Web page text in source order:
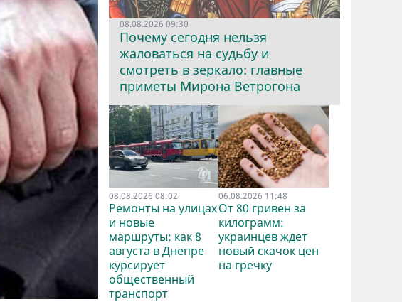
08.08.2026 09:30
Почему сегодня нельзя
жаловаться на судьбу и
смотреть в зеркало: главные
приметы Мирона Ветрогона
08.08.2026 08:02
Ремонты на улицах
и новые
маршруты: как 8
августа в Днепре
курсирует
общественный
транспорт
06.08.2026 11:48
От 80 гривен за
килограмм:
украинцев ждет
новый скачок цен
на гречку